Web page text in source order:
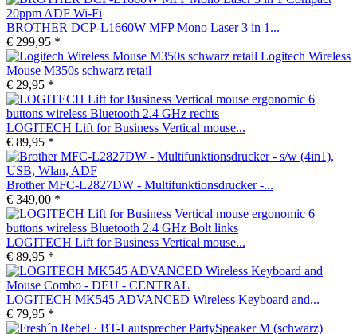
BROTHER DCP-L1660W MFP Mono Laser 3 in 1...
€ 299,95 *
Logitech Wireless
Mouse M350s schwarz retail
€ 29,95 *
LOGITECH Lift for Business Vertical mouse...
€ 89,95 *
Brother MFC-L2827DW - Multifunktionsdrucker -...
€ 349,00 *
LOGITECH Lift for Business Vertical mouse...
€ 89,95 *
LOGITECH MK545 ADVANCED Wireless Keyboard and...
€ 79,95 *